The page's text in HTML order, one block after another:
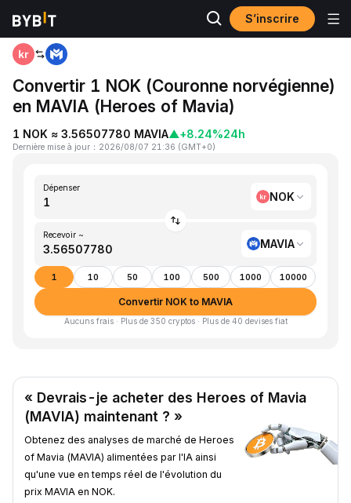
S’inscrire
Accueil
Convertir 1 NOK (Couronne norvégienne)
en MAVIA (Heroes of Mavia)
1 NOK ≈ 3.56507780 MAVIA▲+8.24%24h
Dernière mise à jour ： 2026/08/07 21:36 (GMT+0)
Dépenser
NOK
Recevoir ~
MAVIA
1 10 50 100 500 1000 10000
Convertir NOK to MAVIA
Aucuns frais · Plus de 350 cryptos · Plus de 40 devises fiat
« Devrais-je acheter des Heroes of Mavia
(MAVIA) maintenant ? »
Obtenez des analyses de marché de Heroes
of Mavia (MAVIA) alimentées par l'IA ainsi
qu'une vue en temps réel de l'évolution du
prix MAVIA en NOK.